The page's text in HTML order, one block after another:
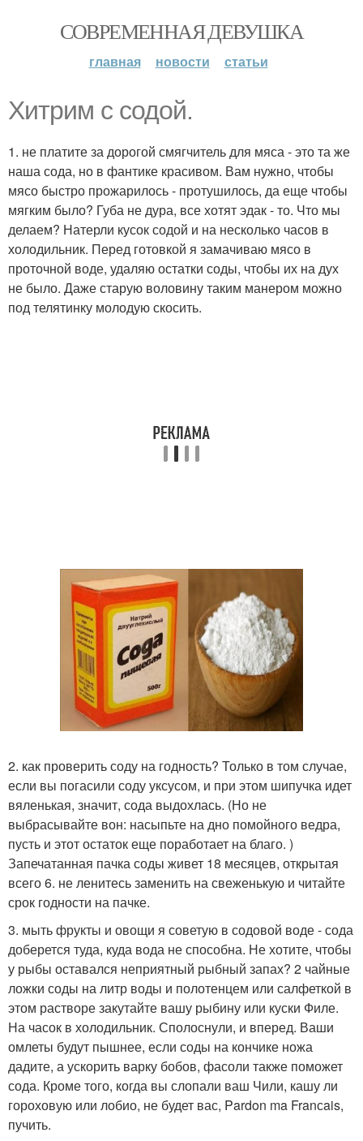
СОВРЕМЕННАЯ ДЕВУШКА
главная новости статьи
Хитрим с содой.
1. не платите за дорогой смягчитель для мяса - это та же
наша сода, но в фантике красивом. Вам нужно, чтобы
мясо быстро прожарилось - протушилось, да еще чтобы
мягким было? Губа не дура, все хотят эдак - то. Что мы
делаем? Натерли кусок содой и на несколько часов в
холодильник. Перед готовкой я замачиваю мясо в
проточной воде, удаляю остатки соды, чтобы их на дух
не было. Даже старую воловину таким манером можно
под телятинку молодую скосить.
2. как проверить соду на годность? Только в том случае,
если вы погасили соду уксусом, и при этом шипучка идет
вяленькая, значит, сода выдохлась. (Но не
выбрасывайте вон: насыпьте на дно помойного ведра,
пусть и этот остаток еще поработает на благо. )
Запечатанная пачка соды живет 18 месяцев, открытая
всего 6. не ленитесь заменить на свеженькую и читайте
срок годности на пачке.
3. мыть фрукты и овощи я советую в содовой воде - сода
доберется туда, куда вода не способна. Не хотите, чтобы
у рыбы оставался неприятный рыбный запах? 2 чайные
ложки соды на литр воды и полотенцем или салфеткой в
этом растворе закутайте вашу рыбину или куски Филе.
На часок в холодильник. Сполоснули, и вперед. Ваши
омлеты будут пышнее, если соды на кончике ножа
дадите, а ускорить варку бобов, фасоли также поможет
сода. Кроме того, когда вы слопали ваш Чили, кашу ли
гороховую или лобио, не будет вас, Pardon ma Franсais,
пучить.